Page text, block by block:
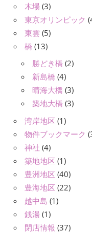
木場 (3)
東京オリンピック
東雲 (5)
橋 (13)
勝どき橋 (2)
新島橋 (4)
晴海大橋 (3)
築地大橋 (3)
湾岸地区 (1)
物件ブックマーク
神社 (4)
築地地区 (1)
豊洲地区 (40)
豊海地区 (22)
越中島 (1)
銭湯 (1)
閉店情報 (37)